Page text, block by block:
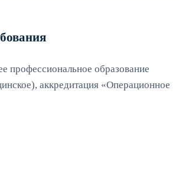
профессиональное образование
аккредитация «Операционное